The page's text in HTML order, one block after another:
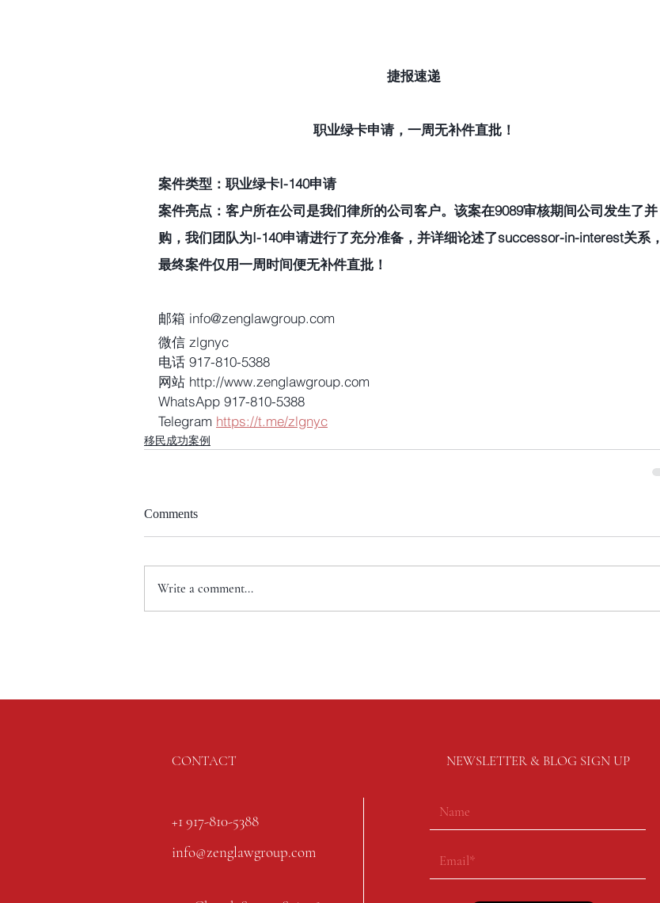
捷报速递
职业绿卡申请，一周无补件直批！
案件类型：职业绿卡I-140申请
案件亮点：客户所在公司是我们律所的公司客户。该案在9089审核期间公司发生了并
购，我们团队为I-140申请进行了充分准备，并详细论述了successor-in-interest关系，
最终案件仅用一周时间便无补件直批！
邮箱 info@zenglawgroup.com
微信 zlgnyc
电话 917-810-5388
网站 http://www.zenglawgroup.com
WhatsApp 917-810-5388
Telegram https://t.me/zlgnyc
移民成功案例
Comments
Write a comment...
CONTACT NEWSLETTER & BLOG SIGN UP
+1 917-810-5388
info@zenglawgroup.com